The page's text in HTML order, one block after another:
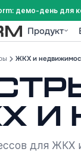
демо-день для
Продукт
ЖКХ и
и
для ЖКХ